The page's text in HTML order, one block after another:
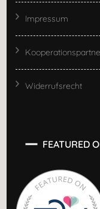
Impressum
Widerrufsrecht
FEATURED